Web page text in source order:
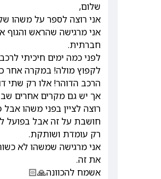
שלום,
אני רוצה לספר על משהו
אני מרגישה שהראש והגוף
חברתית.
לפני כמה ימים חיכיתי
לקפוץ מולה! במקרה אחר
הרכב הדוהר! אלו רק שתי
אך יש גם מקרים אחרים
רוצה לציין בפני משהו
חושבת על זה אבל בפועל
רק עומדת ושותקת.
אני מרגישה שמשהו לא
את זה.
אשמח להכוונה🙏🏻